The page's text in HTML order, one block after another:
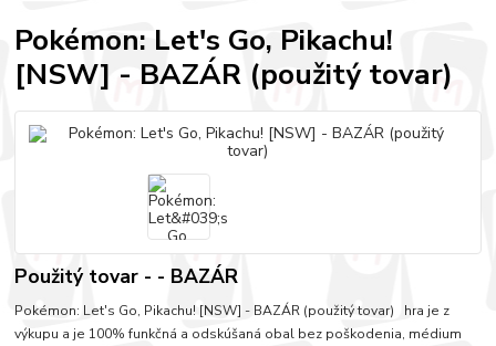
Pokémon: Let's Go, Pikachu!
[NSW] - BAZÁR (použitý tovar)
Použitý tovar - - BAZÁR
Pokémon: Let's Go, Pikachu! [NSW] - BAZÁR (použitý tovar) hra je z
výkupu a je 100% funkčná a odskúšaná obal bez poškodenia, médium